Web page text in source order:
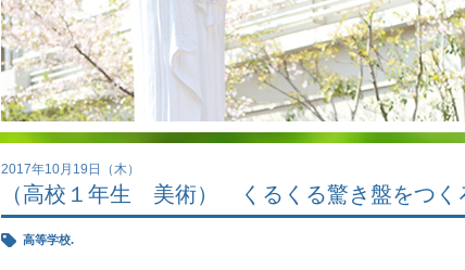
2017年10月19日（木）
（高校１年生 美術） くるくる驚き盤をつく
高等学校.